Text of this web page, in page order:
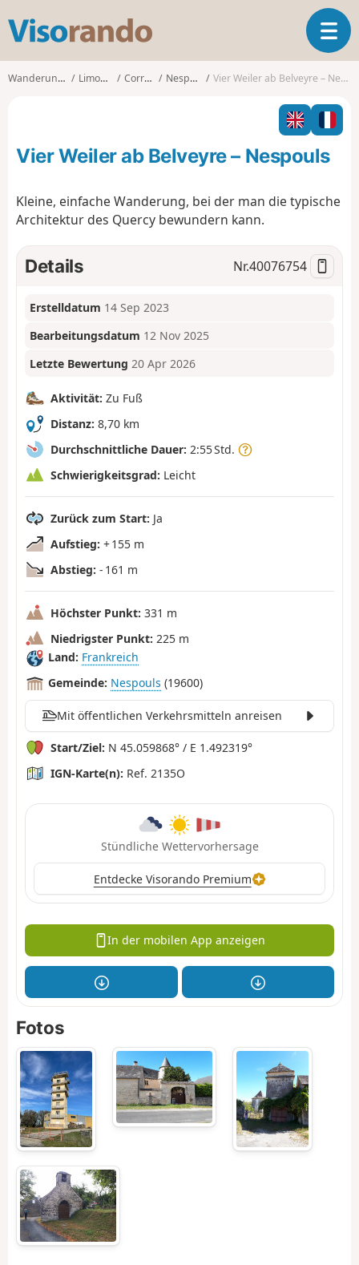
s
o
T
o
g
l
n
a
g
i
o
Wanderungen Limousin Corrèze Nespouls Vier Weiler ab Belveyre – Nespouls
Vier Weiler ab Belveyre – Nespouls
Kleine, einfache Wanderung, bei der man die typische
Architektur des Quercy bewundern kann.
Details Nr.40076754
Erstelldatum 14 Sep 2023
Bearbeitungsdatum 12 Nov 2025
Letzte Bewertung 20 Apr 2026
Aktivität: Zu Fuß
Distanz: 8,70 km
Durchschnittliche Dauer: 2:55 Std.
Schwierigkeitsgrad: Leicht
Zurück zum Start: Ja
Aufstieg: + 155 m
Abstieg: - 161 m
Höchster Punkt: 331 m
Niedrigster Punkt: 225 m
Land: Frankreich
Gemeinde: Nespouls (19600)
Mit öffentlichen Verkehrsmitteln anreisen
Start/Ziel: N 45.059868° / E 1.492319°
IGN-Karte(n): Ref. 2135O
Stündliche Wettervorhersage
Entdecke Visorando Premium
In der mobilen App anzeigen
Fotos